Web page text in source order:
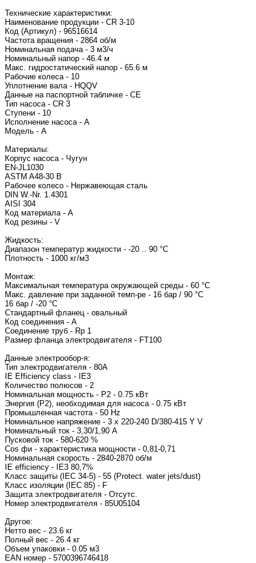
Технические характеристики:
Наименование продукции - CR 3-10
Код (Артикул) - 96516614
Частота вращения - 2864 об/м
Номинальная подача - 3 м3/ч
Номинальный напор - 46.4 м
Макс. гидростатический напор - 65.6 м
Рабочие колеса - 10
Уплотнение вала - HQQV
Данные на паспортной табличке - CE
Тип насоса - CR 3
Ступени - 10
Исполнение насоса - A
Модель - A
Материалы:
Корпус насоса - Чугун
EN-JL1030
ASTM A48-30 B
Рабочее колесо - Нержавеющая сталь
DIN W.-Nr. 1.4301
AISI 304
Код материала - A
Код резины - V
Жидкость:
Диапазон температур жидкости - -20 .. 90 °C
Плотность - 1000 кг/м3
Монтаж:
Максимальная температура окружающей среды - 60 °C
Макс. давление при заданной темп-ре - 16 бар / 90 °C
16 бар / -20 °C
Стандартный фланец - овальный
Код соединения - A
Соединение труб - Rp 1
Размер фланца электродвигателя - FT100
Данные электрообор-я:
Тип электродвигателя - 80A
IE Efficiency class - IE3
Количество полюсов - 2
Номинальная мощность - P2 - 0.75 кВт
Энергия (Р2), необходимая для насоса - 0.75 кВт
Промышленная частота - 50 Hz
Номинальное напряжение - 3 x 220-240 D/380-415 Y V
Номинальный ток - 3,30/1,90 A
Пусковой ток - 580-620 %
Cos фи - характеристика мощности - 0,81-0,71
Номинальная скорость - 2840-2870 об/м
IE efficiency - IE3 80,7%
Класс защиты (IEC 34-5) - 55 (Protect. water jets/dust)
Класс изоляции (IEC 85) - F
Защита электродвигателя - Отсутс.
Номер электродвигателя - 85U05104
Другое:
Нетто вес - 23.6 кг
Полный вес - 26.4 кг
Объем упаковки - 0.05 м3
EAN номер - 5700396746418